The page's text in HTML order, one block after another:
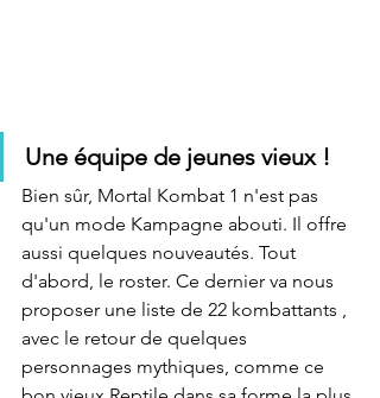
Une équipe de jeunes vieux !
Bien sûr, Mortal Kombat 1 n'est pas
qu'un mode Kampagne abouti. Il offre
aussi quelques nouveautés. Tout
d'abord, le roster. Ce dernier va nous
proposer une liste de 22 kombattants ,
avec le retour de quelques
personnages mythiques, comme ce